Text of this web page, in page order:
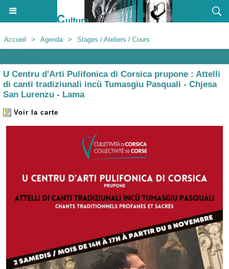
Accueil > Agenda > Stages / Ateliers / Cours
U Centru d'Arti Pulifonica di Corsica prupone : Attelli
di canti tradiziunali incù Tumasgiu Pasquali - Chjesa
San Lurenzu - Lama
Voir la carte